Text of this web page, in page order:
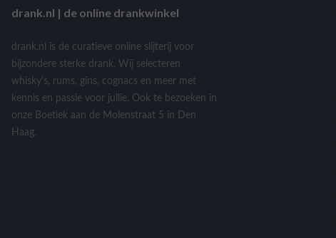
drank.nl | de online drankwinkel
drank.nl is de curatieve online slijterij voor
bijzondere sterke drank. Wij selecteren
whisky's, rums, gins, cognacs en meer met
kennis en passie voor jullie. Ook te bezoeken in
onze Boetiek aan de Molenstraat 5 in Den
Haag.